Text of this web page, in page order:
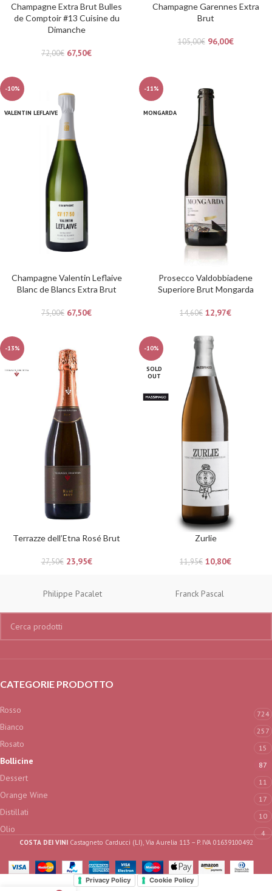
Champagne Extra Brut Bulles
de Comptoir #13 Cuisine du
Dimanche
72,00€ 67,50€
Champagne Garennes Extra
Brut
105,00€ 96,00€
-10%
VALENTIN LEFLAIVE
Champagne Valentin Leflaive
Blanc de Blancs Extra Brut
75,00€ 67,50€
-11%
MONGARDA
Prosecco Valdobbiadene
Superiore Brut Mongarda
14,60€ 12,97€
-13%
Terrazze dell’Etna Rosé Brut
27,50€ 23,95€
-10%
SOLD
OUT
Zurlie
11,95€ 10,80€
Philippe Pacalet Franck Pascal
CATEGORIE PRODOTTO
Rosso 724
Bianco 257
Rosato 15
Bollicine 87
Dessert 11
Orange Wine 17
Distillati 10
Olio 4
COSTA DEI VINI Castagneto Carducci (LI), Via Aurelia 113 – P. IVA 01639100492
Privacy Policy Cookie Policy